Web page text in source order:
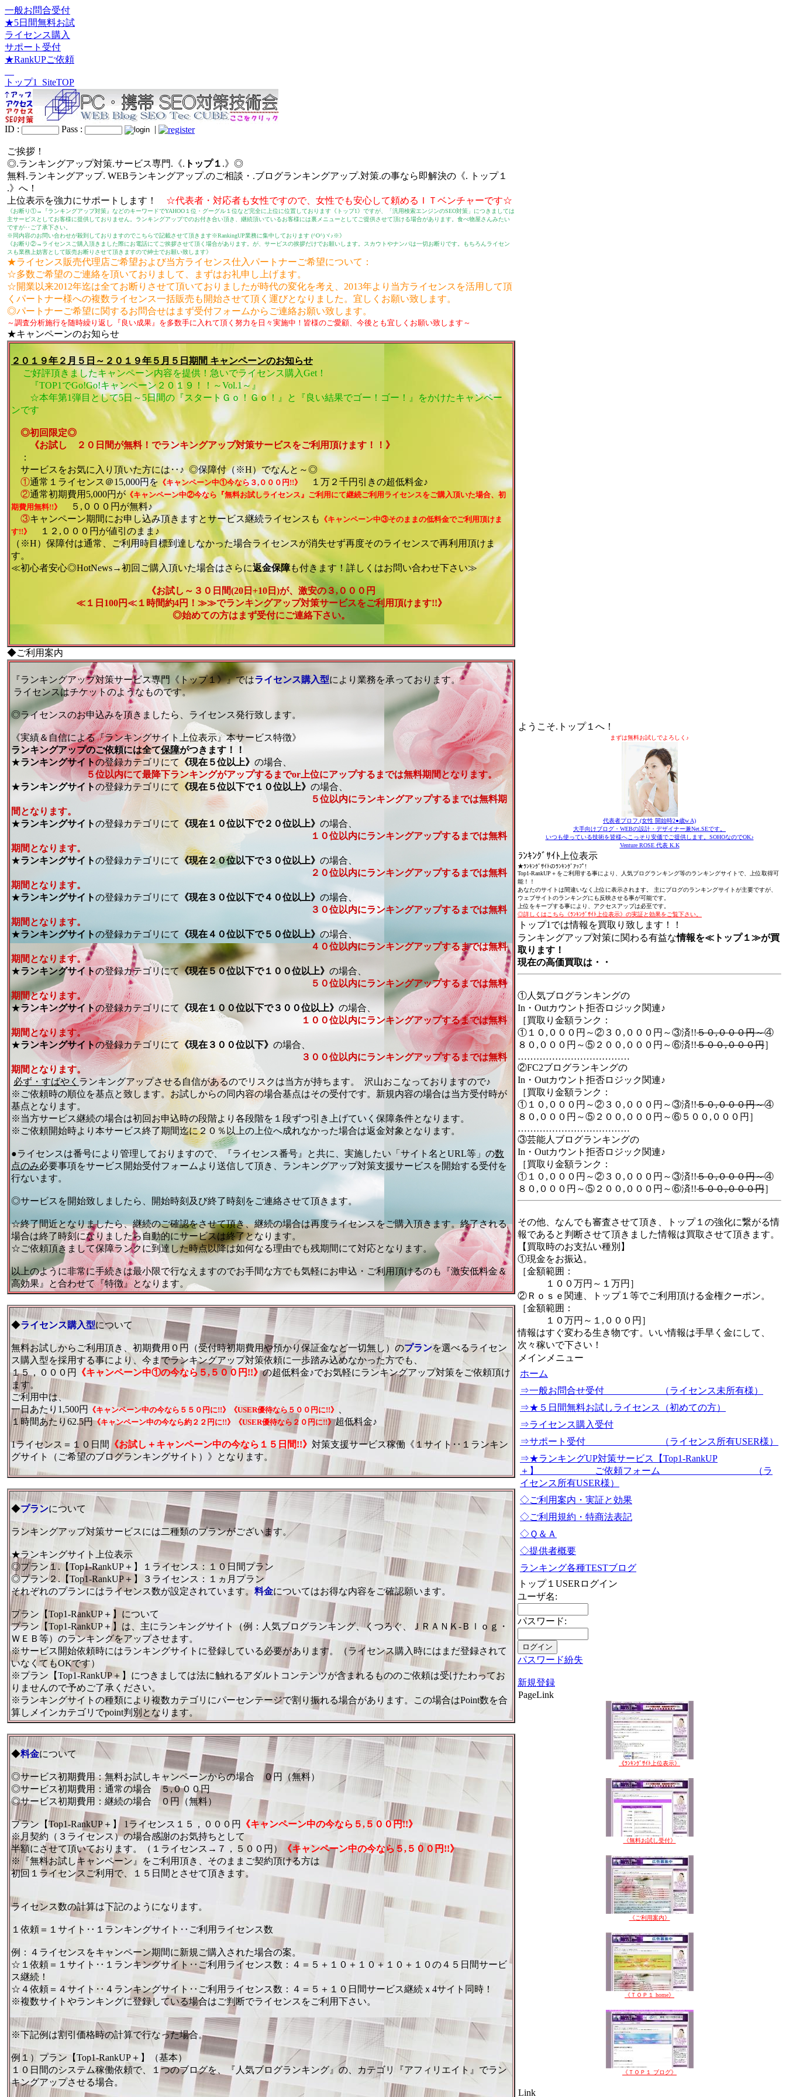
一般お問合受付
★5日間無料お試
ライセンス購入
サポート受付
★RankUPご依頼
トップ1_SiteTOP
ID : Pass : |
ご挨拶！
◎.ランキングアップ対策.サービス専門.《. トップ１ .》◎
無料.ランキングアップ. WEBランキングアップ.のご相談・.ブログランキングアップ.対策.の事なら即解決の《. トップ１
.》へ！
上位表示を強力にサポートします！ ☆代表者・対応者も女性ですので、女性でも安心して頼めるＩＴベンチャーです☆
《お断り①→『ランキングアップ対策』などのキーワードでYAHOO１位・グーグル１位など完全に上位に位置しております《トップ1》ですが、「汎用検索エンジンのSEO対策」につきましては
主サービスとしてお客様に提供しておりません。ランキングアップでのお付き合い頂き、継続頂いているお客様には裏メニューとしてご提供させて頂ける場合があります。食べ物屋さんみたい
ですが‥ご了承下さい。
※同内容のお問い合わせが殺到しておりますのでこちらで記載させて頂きます※RankingUP業務に集中しております (^O^)ヾ♪※》
《お断り②→ライセンスご購入頂きました際にお電話にてご挨拶させて頂く場合があります。が、サービスの挨拶だけでお願いします。スカウトやナンパは一切お断りです。もちろんライセン
スも業務上妨害として販売お断りさせて頂きますので紳士でお願い致します》
★ライセンス販売代理店ご希望および当方ライセンス仕入パートナーご希望について：
☆多数ご希望のご連絡を頂いておりまして、まずはお礼申し上げます。
☆開業以来2012年迄は全てお断りさせて頂いておりましたが時代の変化を考え、2013年より当方ライセンスを活用して頂
くパートナー様への複数ライセンス一括販売も開始させて頂く運びとなりました。宜しくお願い致します。
◎パートナーご希望に関するお問合せはまず受付フォームからご連絡お願い致します。
～調査分析施行を随時繰り返し『良い成果』を多数手に入れて頂く努力を日々実施中！皆様のご愛顧、今後とも宜しくお願い致します～
★キャンペーンのお知らせ
２０１９年２月５日～２０１９年５月５日期間 キャンペーンのお知らせ
ご好評頂きましたキャンペーン内容を提供！急いでライセンス購入Get！
『TOP1でGo!Go!キャンペーン２０１９！！～Vol.1～』
☆本年第1弾目として5日～5日間の『スタートＧｏ！Ｇｏ！』と『良い結果でゴー！ゴー！』をかけたキャンペー
ンです
◎初回限定◎
《お試し ２０日間が無料！でランキングアップ対策サービスをご利用頂けます！！》
：
サービスをお気に入り頂いた方には‥♪◎保障付（※H）でなんと～◎
①通常１ライセンス＠15,000円を 《キャンペーン中①今なら３,０００円!!》
１万２千円引きの超低料金♪
②通常初期費用5,000円が《キャンペーン中②今なら『無料お試しライセンス』ご利用にて継続ご利用ライセンスをご購入頂いた場合、初
期費用無料!!》
５,０００円が無料♪
③キャンペーン期間にお申し込み頂きますとサービス継続ライセンスも 《キャンペーン中③そのままの低料金でご利用頂けま
す!!》
１２,０００円が値引のまま♪
（※H）保障付は通常、ご利用時目標到達しなかった場合ライセンスが消失せず再度そのライセンスで再利用頂けま
す。
≪初心者安心◎HotNews→初回ご購入頂いた場合はさらに返金保障も付きます！詳しくはお問い合わせ下さい≫
《お試し～３０日間(20日+10日)が、激安の３,０００円
≪１日100円≪１時間約4円！≫≫でランキングアップ対策サービスをご利用頂けます!!》
◎始めての方はまず受付にご連絡下さい。
◆ご利用案内
『ランキングアップ対策サービス専門《トップ１》』ではライセンス購入型により業務を承っております。
ライセンスはチケットのようなものです。
◎ライセンスのお申込みを頂きましたら、ライセンス発行致します。
《実績＆自信による『ランキングサイト上位表示』本サービス特徴》
ランキングアップのご依頼には全て保障がつきます！！
★ランキングサイトの登録カテゴリにて《現在５位以上》 の場合、
５位以内にて最降下ランキングがアップするまでor上位にアップするまでは無料期間となります。
★ランキングサイトの登録カテゴリにて 《現在５位以下で１０位以上》 の場合、
５位以内にランキングアップするまでは無料期
間となります。
★ランキングサイトの登録カテゴリにて 《現在１０位以下で２０位以上》 の場合、
１０位以内にランキングアップするまでは無料
期間となります。
★ランキングサイトの登録カテゴリにて 《現在２０位以下で３０位以上》 の場合、
２０位以内にランキングアップするまでは無料
期間となります。
★ランキングサイトの登録カテゴリにて 《現在３０位以下で４０位以上》 の場合、
３０位以内にランキングアップするまでは無料
期間となります。
★ランキングサイトの登録カテゴリにて 《現在４０位以下で５０位以上》 の場合、
４０位以内にランキングアップするまでは無料
期間となります。
★ランキングサイトの登録カテゴリにて《現在５０位以下で１００位以上》 の場合、
５０位以内にランキングアップするまでは無料
期間となります。
★ランキングサイトの登録カテゴリにて 《現在１００位以下で３００位以上》 の場合、
１００位以内にランキングアップするまでは無料
期間となります。
★ランキングサイトの登録カテゴリにて《現在３００位以下》 の場合、
３００位以内にランキングアップするまでは無料
期間となります。
必ず・すばやく ランキングアップさせる自信があるのでリスクは当方が持ちます。
沢山おこなっておりますので♪
※ご依頼時の順位を基点と致します。お試しからの同内容の場合基点はその受付です。新規内容の場合は当方受付時が
基点となります。
※当方サービス継続の場合は初回お申込時の段階より各段階を１段ずつ引き上げていく保障条件となります。
※ご依頼開始時より本サービス終了期間迄に２０％以上の上位へ成れなかった場合は返金対象となります。
●ライセンスは番号により管理しておりますので、『ライセンス番号』と共に、実施したい「サイト名とURL等」の数
点のみ必要事項をサービス開始受付フォームより送信して頂き、ランキングアップ対策支援サービスを開始する受付を
行ないます。
◎サービスを開始致しましたら、開始時刻及び終了時刻をご連絡させて頂きます。
☆終了間近となりましたら、継続のご確認をさせて頂き、継続の場合は再度ライセンスをご購入頂きます。終了される
場合は終了時刻になりましたら自動的にサービスは終了となります。
☆ご依頼頂きまして保障ランクに到達した時点以降は如何なる理由でも残期間にて対応となります。
以上のように非常に手続きは最小限で行なえますのでお手間な方でも気軽にお申込・ご利用頂けるのも『激安低料金＆
高効果』と合わせて『特徴』となります。
◆ライセンス購入型について
無料お試しからご利用頂き、初期費用０円（受付時初期費用や預かり保証金など一切無し）のプランを選べるライセン
ス購入型を採用する事により、今までランキングアップ対策依頼に一歩踏み込めなかった方でも、
１５，０００円
《キャンペーン中①の今なら５,５００円!!》の超低料金♪でお気軽にランキングアップ対策をご依頼頂け
ます。
ご利用中は、
一日あたり1,500円
《キャンペーン中の今なら５５０円に!!》《USER優待なら５００円に!!》 、
１時間あたり62.5円《キャンペーン中の今なら約２２円に!!》《USER優待なら２０円に!!》超低料金♪
1ライセンス＝１０日間 《お試し＋キャンペーン中の今なら１５日間!!》 対策支援サービス稼働《１サイト‥１ランキン
グサイト（ご希望のブログランキングサイト）》となります。
◆プランについて
ランキングアップ対策サービスには二種類のプランがございます。
★ランキングサイト上位表示
◎プラン１.【Top1-RankUP＋】１ライセンス：１０日間プラン
◎プラン２.【Top1-RankUP＋】３ライセンス：１ヵ月プラン
それぞれのプランにはライセンス数が設定されています。 料金についてはお得な内容をご確認願います。
プラン【Top1-RankUP＋】について
プラン【Top1-RankUP＋】は、主にランキングサイト（例：人気ブログランキング、くつろぐ、ＪＲＡＮＫ-Ｂｌｏｇ・
ＷＥＢ等）のランキングをアップさせます。
※サービス開始依頼時にはランキングサイトに登録している必要があります。（ライセンス購入時にはまだ登録されて
いなくてもOKです）
※プラン【Top1-RankUP＋】につきましては法に触れるアダルトコンテンツが含まれるもののご依頼は受けたわってお
りませんので予めご了承ください。
※ランキングサイトの種類により複数カテゴリにパーセンテージで割り振れる場合があります。この場合はPoint数を合
算しメインカテゴリでpoint判別となります。
◆料金について
◎サービス初期費用：無料お試しキャンペーンからの場合 ０円（無料）
◎サービス初期費用：通常の場合 ５,０００円
◎サービス初期費用：継続の場合 ０円（無料）
プラン【Top1-RankUP＋】 1ライセンス１５，０００円
《キャンペーン中の今なら５,５００円!!》
※月契約（３ライセンス）の場合感謝のお気持ちとして
半額にさせて頂いております。（１ライセンス→７，５００円）
《キャンペーン中の今なら５,５００円!!》
※『無料お試しキャンペーン』をご利用頂き、そのままご契約頂ける方は
初回１ライセンスご利用で、１５日間とさせて頂きます。
ライセンス数の計算は下記のようになります。
１依頼＝１サイト‥１ランキングサイト‥ご利用ライセンス数
例：４ライセンスをキャンペーン期間に新規ご購入された場合の案。
☆１依頼＝１サイト‥１ランキングサイト‥ご利用ライセンス数：４＝５＋１０＋１０＋１０＋１０の４５日間サービ
ス継続！
☆４依頼＝４サイト‥４ランキングサイト‥ご利用ライセンス数：４＝５＋１０日間サービス継続ｘ4サイト同時！
※複数サイトやランキングに登録している場合はご判断でライセンスをご利用下さい。
※下記例は割引価格時の計算で行なった場合。
例１）プラン【Top1-RankUP＋】（基本）
１０日間のシステム稼働依頼で、１つのブログを、『人気ブログランキング』の、カテゴリ『アフィリエイト』でラン
キングアップさせる場合。
ようこそ.トップ１へ！
まずは無料お試しでよろしく♪
代表者プロフ.(女性 開始時2●歳w A)
大手向けブログ・WEBの設計・デザイナー兼Net.SEです。
いつも使っている技術を皆様へこっそり安価でご提供します。SOHOなのでOK♪
Venture ROSE 代表 K.K
ﾗﾝｷﾝｸﾞｻｲﾄ上位表示
★ﾗﾝｷﾝｸﾞｻｲﾄのﾗﾝｷﾝｸﾞｱｯﾌﾟ!
Top1-RankUP＋をご利用する事により、人気ブログランキング等のランキングサイトで、上位取得可
能！！
あなたのサイトは間違いなく上位に表示されます。 主にブログのランキングサイトが主要ですが、
ウェブサイトのランキングにも反映させる事が可能です。
上位をキープする事により、アクセスアップは必至です。
◎詳しくはこちら《ﾗﾝｷﾝｸﾞｻｲﾄ上位表示》の実証と効果をご覧下さい。
トップ1では情報を買取り致します！！
ランキングアップ対策に関わる有益な情報を≪トップ１≫が買
取ります！
現在の高価買取は・・
①人気ブログランキングの
In・Outカウント拒否ロジック関連♪
［買取り金額ランク：
①１０,０００円～②３０,０００円～③済!!５０,０００円～④
８０,０００円～⑤２００,０００円～⑥済!!５００,０００円］
………………………………
②FC2ブログランキングの
In・Outカウント拒否ロジック関連♪
［買取り金額ランク：
①１０,０００円～②３０,０００円～③済!!５０,０００円～④
８０,０００円～⑤２００,０００円～⑥５００,０００円］
………………………………
③芸能人ブログランキングの
In・Outカウント拒否ロジック関連♪
［買取り金額ランク：
①１０,０００円～②３０,０００円～③済!!５０,０００円～④
８０,０００円～⑤２００,０００円～⑥済!!５００,０００円］
その他、なんでも審査させて頂き、トップ１の強化に繋がる情
報であると判断させて頂きました情報は買取させて頂きます。
【買取時のお支払い種別】
①現金をお振込。
［金額範囲：
１００万円～１万円］
②Ｒｏｓｅ関連、トップ１等でご利用頂ける金権クーポン。
［金額範囲：
１０万円～１,０００円］
情報はすぐ変わる生き物です。いい情報は手早く金にして、
次々稼いで下さい！
メインメニュー
ホーム
⇒一般お問合せ受付 （ライセンス未所有様）
⇒★５日間無料お試しライセンス（初めての方）
⇒ライセンス購入受付
⇒サポート受付 （ライセンス所有USER様）
⇒★ランキングUP対策サービス【Top1-RankUP
＋】 ご依頼フォーム （ラ
イセンス所有USER様）
◇ご利用案内・実証と効果
◇ご利用規約・特商法表記
◇Ｑ＆Ａ
◇提供者概要
ランキング各種TESTブログ
トップ１USERログイン
ユーザ名:
パスワード:
パスワード紛失
新規登録
PageLink
《ﾗﾝｷﾝｸﾞｻｲﾄ上位表示》
《無料お試し受付》
《ご利用案内》
《ＴＯＰ１ home》
《ＴＯＰ１ ブログ》
Link